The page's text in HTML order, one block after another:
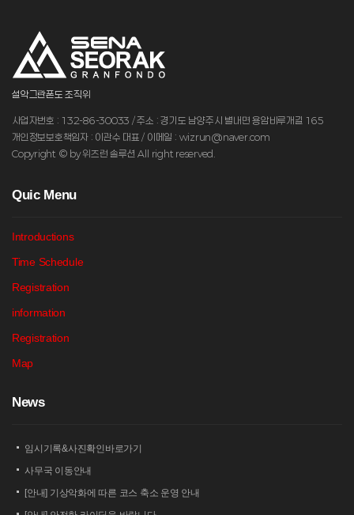
설악그란폰도 조직위
사업자번호 : 132-86-30033 / 주소 : 경기도 남양주시 별내면 용암비루개길 165
개인정보보호책임자 : 이관수 대표 / 이메일 : wizrun@naver.com
Copyright © by 위즈런 솔루션 All right reserved.
Quic Menu
Introductions
Time Schedule
Registration
information
Registration
Map
News
임시기록&사진확인바로가기
사무국 이동안내
[안내] 기상악화에 따른 코스 축소 운영 안내